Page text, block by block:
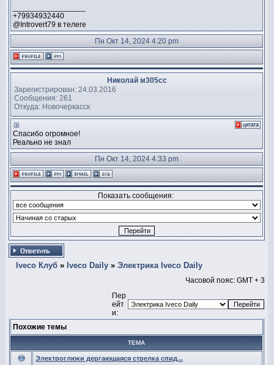
+79934932440
@Introvert79 в телеге
Пн Окт 14, 2024 4:20 pm
Николай м305сс
Зарегистрирован: 24.03.2016
Сообщения: 261
Откуда: Новочеркасск
Спасибо огромное!
Реально не знал
Пн Окт 14, 2024 4:33 pm
Показать сообщения:
Iveco Клуб » Iveco Daily » Электрика Iveco Daily
Часовой пояс: GMT + 3
Пер
ейт
и:
Похожие темы
ТЕМА
Электроглюки дергающаяся стрелка спид...